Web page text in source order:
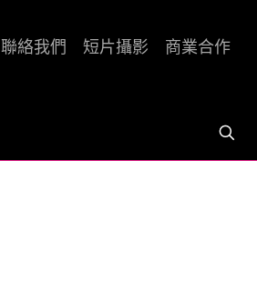
聯絡我們 短片攝影 商業合作